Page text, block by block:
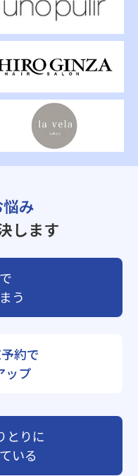
み
します
う
約で
ップ
とりに
いる